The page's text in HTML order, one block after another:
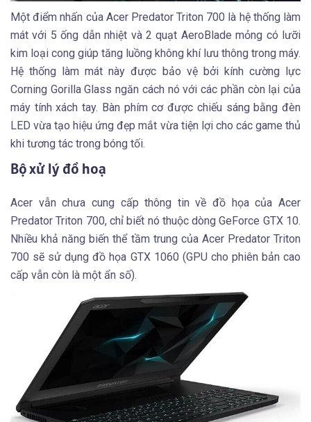
Một điểm nhấn của Acer Predator Triton 700 là hệ thống làm
mát với 5 ống dẫn nhiệt và 2 quạt AeroBlade mỏng có lưỡi
kim loại cong giúp tăng luồng không khí lưu thông trong máy.
Hệ thống làm mát này được bảo vệ bởi kính cường lực
Corning Gorilla Glass ngăn cách nó với các phần còn lại của
máy tính xách tay. Bàn phím cơ được chiếu sáng bằng đèn
LED vừa tạo hiệu ứng đẹp mắt vừa tiện lợi cho các game thủ
khi tương tác trong bóng tối.
Bộ xử lý đồ hoạ
Acer vẫn chưa cung cấp thông tin về đồ họa của Acer
Predator Triton 700, chỉ biết nó thuộc dòng GeForce GTX 10.
Nhiều khả năng biến thể tầm trung của Acer Predator Triton
700 sẽ sử dụng đồ họa GTX 1060 (GPU cho phiên bản cao
cấp vẫn còn là một ẩn số).